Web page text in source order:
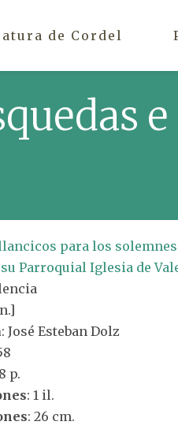
de Cordel
para los
Parroquial Iglesia de
: José Esteban Dolz
p.
: 1 il.
: 26 cm.